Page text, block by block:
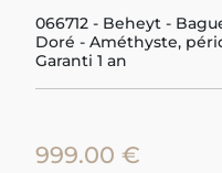
066712 - Beheyt -
Doré - Améthyste,
Garanti 1 an
999.00 €